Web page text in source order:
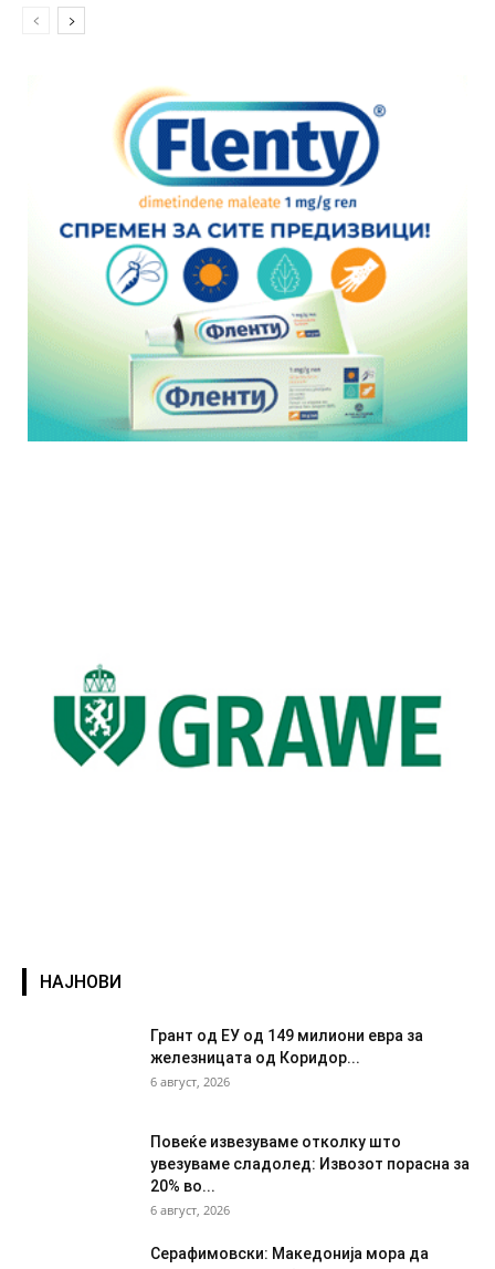
НАЈНОВИ
Грант од ЕУ од 149 милиони евра за
железницата од Коридор...
6 август, 2026
Повеќе извезуваме отколку што
увезуваме сладолед: Извозот порасна за
20% во...
6 август, 2026
Серафимовски: Македонија мора да